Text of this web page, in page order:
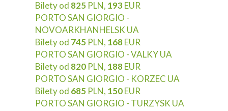
Bilety od 825 PLN, 193EUR
PORTO SAN GIORGIO -
NOVOARKHANHELSK UA
Bilety od 745 PLN, 168EUR
PORTO SAN GIORGIO - VALKY UA
Bilety od 820 PLN, 188EUR
PORTO SAN GIORGIO - KORZEC UA
Bilety od 685 PLN, 150EUR
PORTO SAN GIORGIO - TURZYSK UA